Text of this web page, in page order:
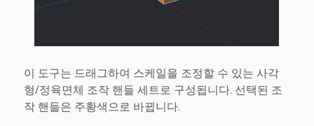
이 도구는 드래그하여 스케일을 조정할 수 있는 사각
형/정육면체 조작 핸들 세트로 구성됩니다. 선택된 조
작 핸들은 주황색으로 바뀝니다.